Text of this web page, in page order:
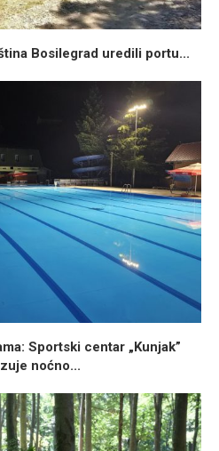
Bosilegrad uredili portu...
Sportski centar „Kunjak”
noćno...